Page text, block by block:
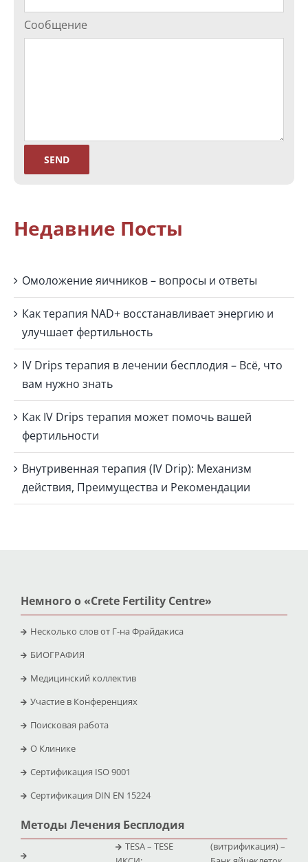
Сообщение
Недавние Посты
Омоложение яичников – вопросы и ответы
Как терапия NAD+ восстанавливает энергию и
улучшает фертильность
IV Drips терапия в лечении бесплодия – Всё, что
вам нужно знать
Как IV Drips терапия может помочь вашей
фертильности
Внутривенная терапия (IV Drip): Механизм
действия, Преимущества и Рекомендации
Немного о «Crete Fertility Centre»
Несколько слов от Г-на Фрайдакиса
БИОГРАФИЯ
Медицинский коллектив
Участие в Конференциях
Поисковая работа
O Клинике
Сертификация ISO 9001
Сертификация DIN EN 15224
Методы Лечения Бесплодия
TESA – TESE
(витрификация) –